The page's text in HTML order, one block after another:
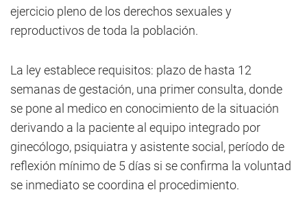
ejercicio pleno de los derechos sexuales y
reproductivos de toda la población.
La ley establece requisitos: plazo de hasta 12
semanas de gestación, una primer consulta, donde
se pone al medico en conocimiento de la situación
derivando a la paciente al equipo integrado por
ginecólogo, psiquiatra y asistente social, período de
reflexión mínimo de 5 días si se confirma la voluntad
se inmediato se coordina el procedimiento.